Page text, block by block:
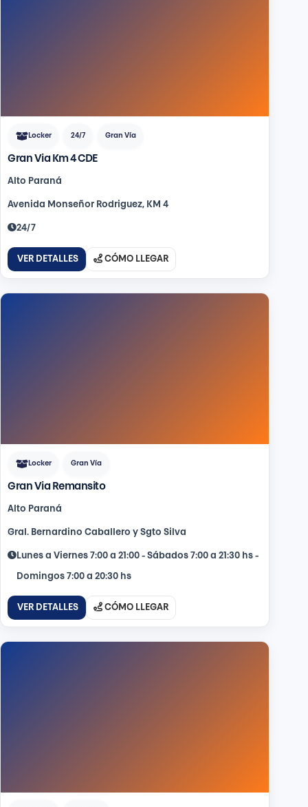
Locker 24/7 Gran Vía
Gran Via Km 4 CDE
Alto Paraná
Avenida Monseñor Rodriguez, KM 4
24/7
VER DETALLES CÓMO LLEGAR
Locker Gran Vía
Gran Via Remansito
Alto Paraná
Gral. Bernardino Caballero y Sgto Silva
Lunes a Viernes 7:00 a 21:00 - Sábados 7:00 a 21:30 hs -
Domingos 7:00 a 20:30 hs
VER DETALLES CÓMO LLEGAR